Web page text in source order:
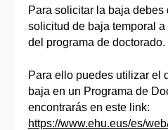
Para solicitar la baja debes
solicitud de baja temporal
del programa de doctorado.
Para ello puedes utilizar el
baja en un Programa de
encontrarás en este link:
https://www.ehu.eus/es/